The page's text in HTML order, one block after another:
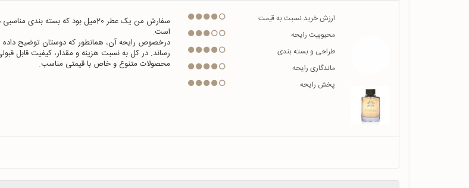
ارزش خرید نسبت به قیمت
محبوبیت رایحه
طراحی و بسته بندی
ماندگاری رایحه
پخش رایحه
محصولات متنوع و خاص با قیمتی مناسب.